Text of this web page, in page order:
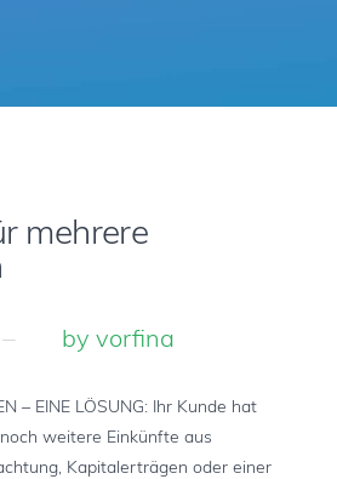
mehrere
by vorfina
– EINE LÖSUNG: Ihr Kunde hat
weitere Einkünfte aus
Kapitalerträgen oder einer